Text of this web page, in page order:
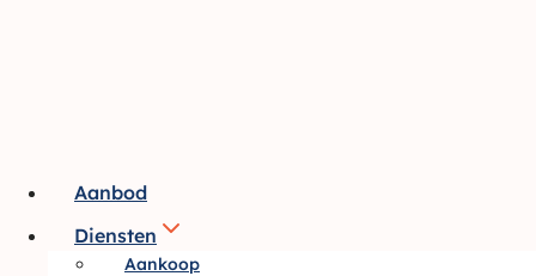
Aanbod
Diensten
Aankoop